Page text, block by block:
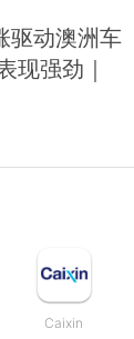
驱动澳洲车
现强劲｜
Caixin